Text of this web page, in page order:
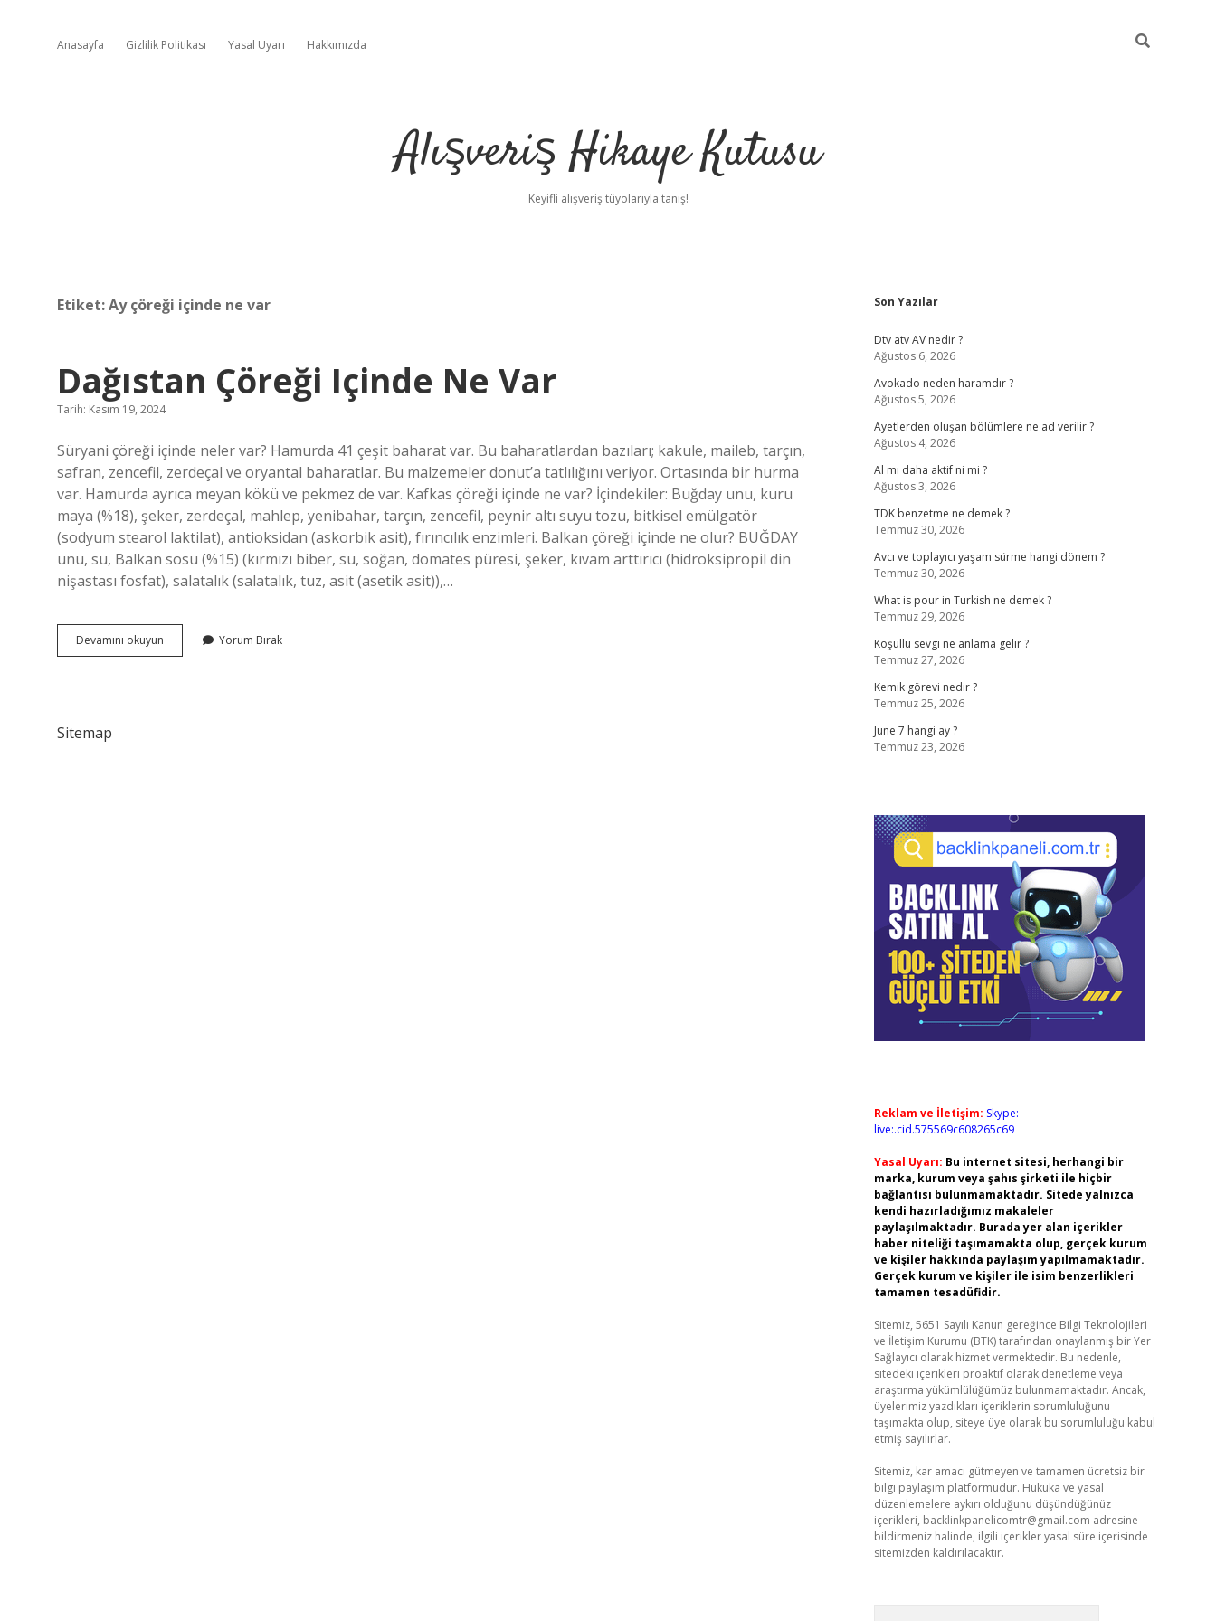
Anasayfa Gizlilik Politikası Yasal Uyarı Hakkımızda
Alışveriş Hikaye Kutusu
Keyifli alışveriş tüyolarıyla tanış!
Etiket:Ay çöreği içinde ne var
Dağıstan Çöreği Içinde Ne Var
Tarih: Kasım 19, 2024
Süryani çöreği içinde neler var? Hamurda 41 çeşit baharat var. Bu baharatlardan bazıları; kakule, maileb, tarçın,
safran, zencefil, zerdeçal ve oryantal baharatlar. Bu malzemeler donut’a tatlılığını veriyor. Ortasında bir hurma
var. Hamurda ayrıca meyan kökü ve pekmez de var. Kafkas çöreği içinde ne var? İçindekiler: Buğday unu, kuru
maya (%18), şeker, zerdeçal, mahlep, yenibahar, tarçın, zencefil, peynir altı suyu tozu, bitkisel emülgatör
(sodyum stearol laktilat), antioksidan (askorbik asit), fırıncılık enzimleri. Balkan çöreği içinde ne olur? BUĞDAY
unu, su, Balkan sosu (%15) (kırmızı biber, su, soğan, domates püresi, şeker, kıvam arttırıcı (hidroksipropil din
nişastası fosfat), salatalık (salatalık, tuz, asit (asetik asit)),…
Devamını okuyun Dağıstan
Çöreği
Yorum Bırak
Sitemap
Sidebar
Son Yazılar
Dtv atv AV nedir ?
Ağustos 6, 2026
Avokado neden haramdır ?
Ağustos 5, 2026
Ayetlerden oluşan bölümlere ne ad verilir ?
Ağustos 4, 2026
Al mı daha aktif ni mi ?
Ağustos 3, 2026
TDK benzetme ne demek ?
Temmuz 30, 2026
Avcı ve toplayıcı yaşam sürme hangi dönem ?
Temmuz 30, 2026
What is pour in Turkish ne demek ?
Temmuz 29, 2026
Koşullu sevgi ne anlama gelir ?
Temmuz 27, 2026
Kemik görevi nedir ?
Temmuz 25, 2026
June 7 hangi ay ?
Temmuz 23, 2026
Reklam ve İletişim: Skype:
live:.cid.575569c608265c69
Yasal Uyarı: Bu internet sitesi, herhangi bir
marka, kurum veya şahıs şirketi ile hiçbir
bağlantısı bulunmamaktadır. Sitede yalnızca
kendi hazırladığımız makaleler
paylaşılmaktadır. Burada yer alan içerikler
haber niteliği taşımamakta olup, gerçek kurum
ve kişiler hakkında paylaşım yapılmamaktadır.
Gerçek kurum ve kişiler ile isim benzerlikleri
tamamen tesadüfidir.
Sitemiz, 5651 Sayılı Kanun gereğince Bilgi Teknolojileri
ve İletişim Kurumu (BTK) tarafından onaylanmış bir Yer
Sağlayıcı olarak hizmet vermektedir. Bu nedenle,
sitedeki içerikleri proaktif olarak denetleme veya
araştırma yükümlülüğümüz bulunmamaktadır. Ancak,
üyelerimiz yazdıkları içeriklerin sorumluluğunu
taşımakta olup, siteye üye olarak bu sorumluluğu kabul
etmiş sayılırlar.
Sitemiz, kar amacı gütmeyen ve tamamen ücretsiz bir
bilgi paylaşım platformudur. Hukuka ve yasal
düzenlemelere aykırı olduğunu düşündüğünüz
içerikleri, backlinkpanelicomtr@gmail.com adresine
bildirmeniz halinde, ilgili içerikler yasal süre içerisinde
sitemizden kaldırılacaktır.